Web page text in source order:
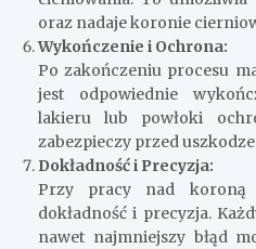
oraz nadaje koronie
Wykończenie i Ochrona:
Po zakończeniu procesu
jest odpowiednie
lakieru lub powłoki
zabezpieczy przed
Dokładność i Precyzja:
Przy pracy nad koroną
dokładność i precyzja.
nawet najmniejszy błąd